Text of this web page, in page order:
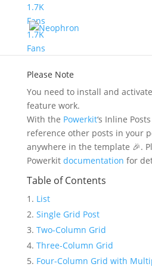
1.7K
Fans
1.7K
Fans
Inline Posts
Please Note
You need to install and activate
feature work.
With the Powerkit‘s Inline
reference other posts in your
anywhere in the template 🎉.
Powerkit documentation for
Table of Contents
List
Single Grid Post
Two-Column Grid
Three-Column Grid
Four-Column Grid with